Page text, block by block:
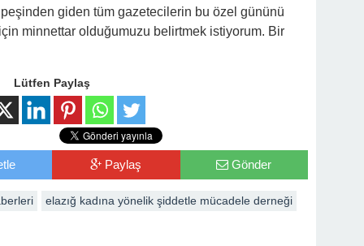
giden tüm gazetecilerin bu özel gününü
minnettar olduğumuzu belirtmek istiyorum. Bir
Lütfen Paylaş
Paylaş Gönder
elazığ kadına yönelik şiddetle mücadele derneği